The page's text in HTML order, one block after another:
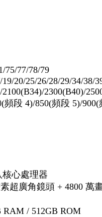
77/78/79
26/28/29/34/38/39/
2300(B40)/
4)/850(頻段 5)/900(
心處理器
超廣角鏡頭 + 4800 萬
/ 512GB ROM